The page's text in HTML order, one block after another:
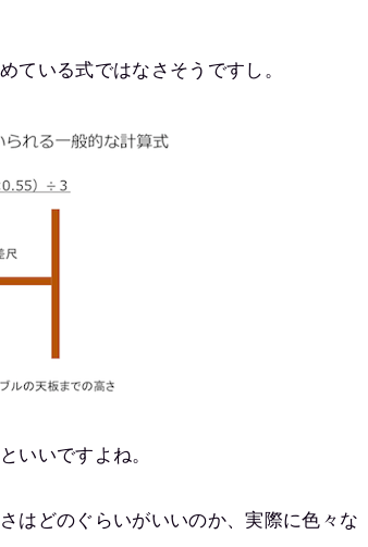
ている式ではなさそうですし。
いいですよね。
はどのぐらいがいいのか、実際に色々な